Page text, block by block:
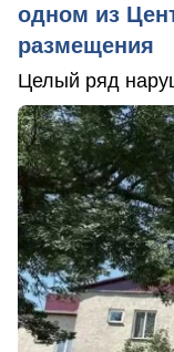
одном из
размещения
Целый ряд